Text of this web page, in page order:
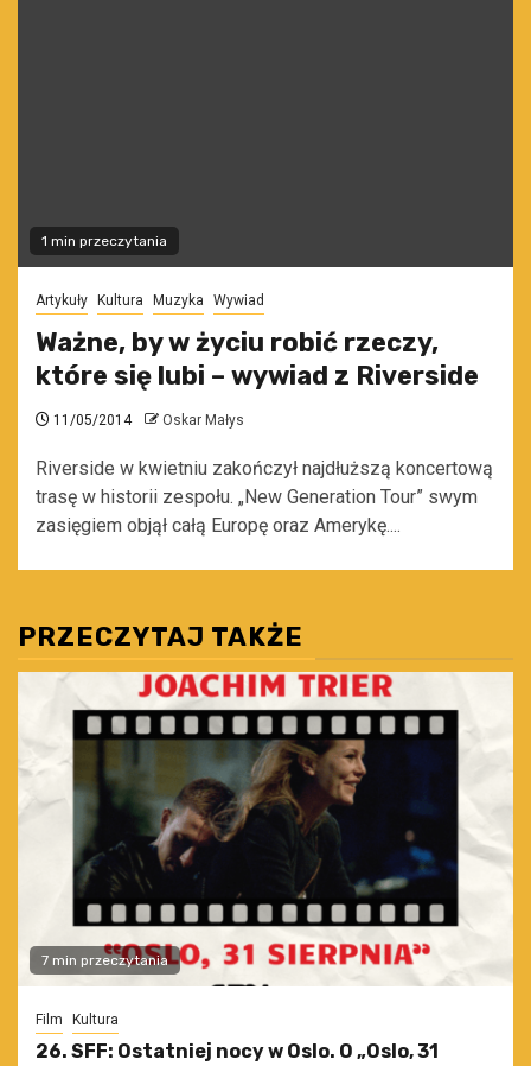
1 min przeczytania
Artykuły Kultura Muzyka Wywiad
Ważne, by w życiu robić rzeczy,
które się lubi – wywiad z Riverside
11/05/2014 Oskar Małys
Riverside w kwietniu zakończył najdłuższą koncertową
trasę w historii zespołu. „New Generation Tour” swym
zasięgiem objął całą Europę oraz Amerykę....
PRZECZYTAJ TAKŻE
7 min przeczytania
Film Kultura
26. SFF: Ostatniej nocy w Oslo. O „Oslo, 31